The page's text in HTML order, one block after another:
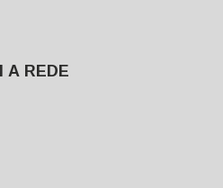
A REDE